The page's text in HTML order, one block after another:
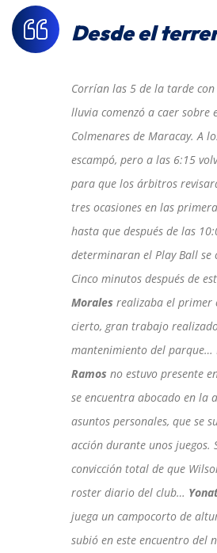
Desde el
Corrían las 5 de la tarde
lluvia comenzó a caer sobre
Colmenares de Maracay. A
escampó, pero a las 6:15
para que los árbitros
tres ocasiones en las
hasta que después de las
determinaran el Play Ball se
Cinco minutos después de
Morales realizaba el primer
cierto, gran trabajo
mantenimiento del parque…
Ramos no estuvo presente
se encuentra abocado en la
asuntos personales, que se
acción durante unos juegos.
convicción total de que
roster diario del club…
juega un campocorto de
subió en este encuentro del